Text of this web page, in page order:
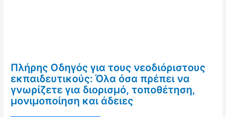
Πλήρης Οδηγός για τους νεοδιόριστους
εκπαιδευτικούς: Όλα όσα πρέπει να
γνωρίζετε για διορισμό, τοποθέτηση,
μονιμοποίηση και άδειες